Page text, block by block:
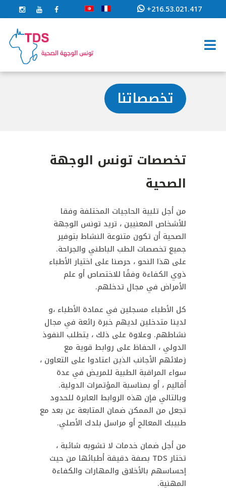
+216.53.021.417
تخصصاتنا
تخصصات تونس الوجهة
الصحية
من أجل تلبية الحاجيات المختلفة وفقا
للأشخاص المعنيين ، تريد تونس الوجهة
الصحية أن تكون متنوعة النشاط بتوفير
جميع تخصصات الطب الباطني والجراحة.
على هذا النحو ، حرصنا على اختيار الأطباء
ذوي الكفاءة وفقًا للاختصاص أو علم
الأمراض في مجال تدخلهم.
كل الأطباء مسجلين في عمادة الأطباء ،و
لدينا متدخلين لديهم خبرة رائعة في مجال
نشاطهم. وعلاوة على ذلك ، يتطلب النفوذ
الدولي ، الحفاظ على روابط قوية مع
زملائهم الأجانب الذين اعتادوا على التعاون ،
سواء المراقبة الطبية للمريض في عدة
أقاليم ، أو بمناسبة المؤتمرات الدولية.
وبالتالي فإن هذه الروابط العابرة للحدود
تجعل من الممكن ضمان المتابعة عن بعد مع
طبيبك المعالج أو مراسل بلدك الأصلي.
من أجل ضمان خدمات لا تشوبه شائبة ،
تختار TDS بصفة دقيقة أطبائها من حيث
إحساسهم بالأخلاق والمهارات والكفاءة
المهنية.